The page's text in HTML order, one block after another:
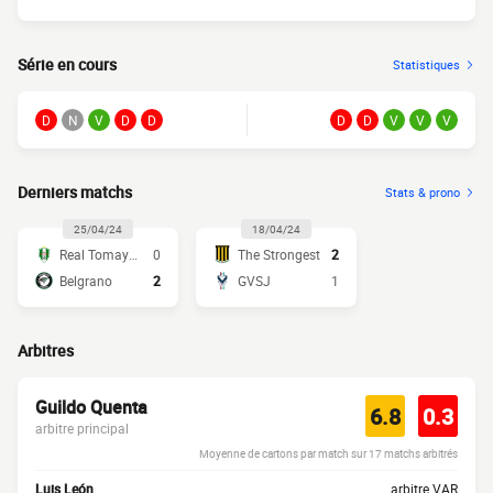
Série en cours Statistiques
D N V D D D D V V V
Derniers matchs Stats & prono
25/04/24
0
Belgrano
2
18/04/24
The Strongest
2
GVSJ
1
Arbitres
Guildo Quenta
arbitre principal 6.8 0.3
Moyenne de cartons par match sur 17 matchs arbitrés
Luis León arbitre VAR